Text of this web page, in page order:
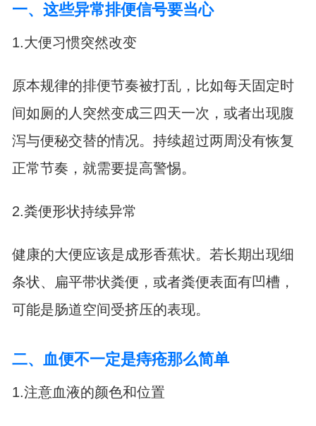
一、这些异常排便信号要当心
1.大便习惯突然改变
原本规律的排便节奏被打乱，比如每天固定时
间如厕的人突然变成三四天一次，或者出现腹
泻与便秘交替的情况。持续超过两周没有恢复
正常节奏，就需要提高警惕。
2.粪便形状持续异常
健康的大便应该是成形香蕉状。若长期出现细
条状、扁平带状粪便，或者粪便表面有凹槽，
可能是肠道空间受挤压的表现。
二、血便不一定是痔疮那么简单
1.注意血液的颜色和位置